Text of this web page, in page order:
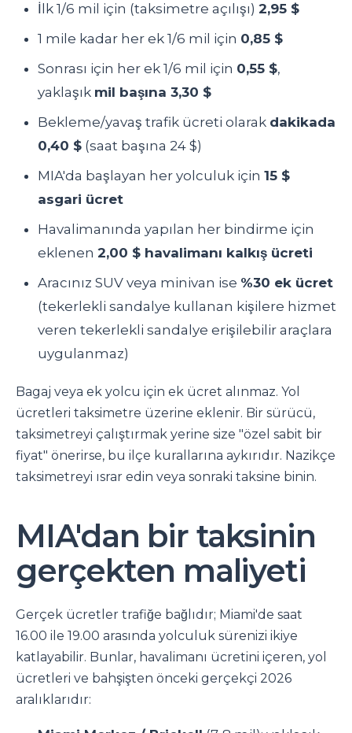
İlk 1/6 mil için (taksimetre açılışı) 2,95 $
1 mile kadar her ek 1/6 mil için 0,85 $
Sonrası için her ek 1/6 mil için 0,55 $,
yaklaşık mil başına 3,30 $
Bekleme/yavaş trafik ücreti olarak dakikada
0,40 $ (saat başına 24 $)
MIA'da başlayan her yolculuk için 15 $
asgari ücret
Havalimanında yapılan her bindirme için
eklenen 2,00 $ havalimanı kalkış ücreti
Aracınız SUV veya minivan ise %30 ek ücret
(tekerlekli sandalye kullanan kişilere hizmet
veren tekerlekli sandalye erişilebilir araçlara
uygulanmaz)
Bagaj veya ek yolcu için ek ücret alınmaz. Yol
ücretleri taksimetre üzerine eklenir. Bir sürücü,
taksimetreyi çalıştırmak yerine size "özel sabit bir
fiyat" önerirse, bu ilçe kurallarına aykırıdır. Nazikçe
taksimetreyi ısrar edin veya sonraki taksine binin.
MIA'dan bir taksinin
gerçekten maliyeti
Gerçek ücretler trafiğe bağlıdır; Miami'de saat
16.00 ile 19.00 arasında yolculuk sürenizi ikiye
katlayabilir. Bunlar, havalimanı ücretini içeren, yol
ücretleri ve bahşişten önceki gerçekçi 2026
aralıklarıdır: